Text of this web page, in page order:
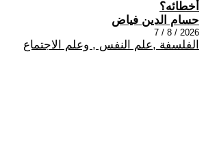
أخطائه؟
حسام الدين فياض
2026 / 8 / 7
الفلسفة ,علم النفس , وعلم الاجتماع